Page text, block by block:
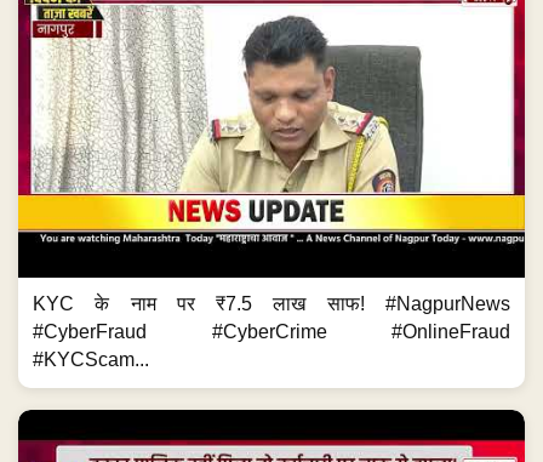
KYC के नाम पर ₹7.5 लाख साफ! #NagpurNews
#CyberFraud #CyberCrime #OnlineFraud
#KYCScam...